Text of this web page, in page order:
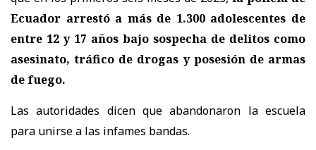
Ecuador arrestó a más de 1.300 adolescentes de
entre 12 y 17 años bajo sospecha de delitos como
asesinato, tráfico de drogas y posesión de armas
de fuego.
Las autoridades dicen que abandonaron la escuela
para unirse a las infames bandas.